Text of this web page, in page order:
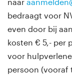
bedraagt voor
even door bij
kosten € 5,- per
voor
persoon (vooraf